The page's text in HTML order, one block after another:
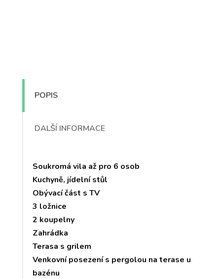
POPIS
DALŠÍ INFORMACE
Soukromá vila až pro 6 osob
Kuchyně, jídelní stůl
Obývací část s TV
3 ložnice
2 koupelny
Zahrádka
Terasa s grilem
Venkovní posezení s pergolou na terase u
bazénu